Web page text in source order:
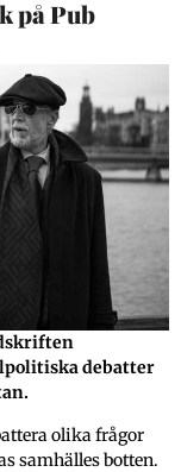
etapp 2.
framför mina
Och sedan,
jingel: ”Har
med
fortsatt … ”
ledsen,
hos
på Pub
debatter
olika frågor
samhälles botten.